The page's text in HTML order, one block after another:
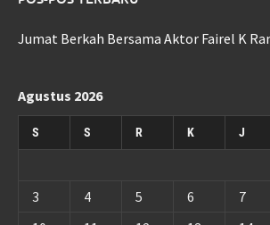
Jumat Berkah Bersama Aktor Fairel K
Agustus 2026
S S R K J
3
4 5 6 7